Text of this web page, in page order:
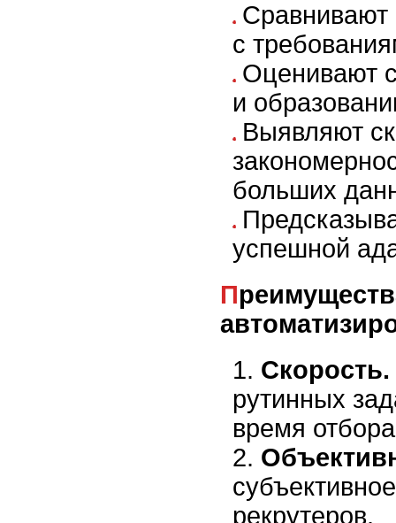
Сравнивают
с
Оценивают
и
Выявляют
больших
успешной
Преимущества
Скорость.
рутинных
время
рекрутеров.